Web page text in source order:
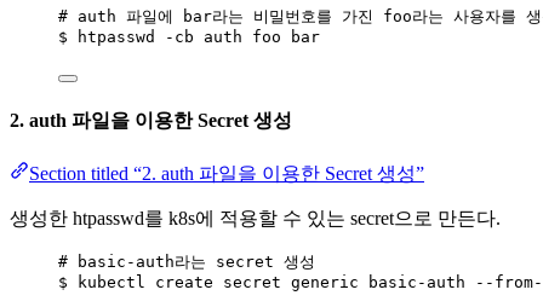
# auth 파일에 bar라는 비밀번호를 가진 foo라는 사용자를 생
$ htpasswd -cb auth foo bar
2. auth 파일을 이용한 Secret 생성
Section titled “2. auth 파일을 이용한 Secret 생성”
생성한 htpasswd를 k8s에 적용할 수 있는 secret으로 만든다.
# basic-auth라는 secret 생성
$ kubectl create secret generic basic-auth --